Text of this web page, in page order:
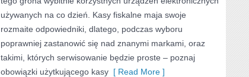
WŁASNEJ
używanych na co dzień. Kasy fiskalne maja swoje
rozmaite odpowiedniki, dlatego, podczas wyboru
poprawniej zastanowić się nad znanymi markami, oraz
takimi, których serwisowanie będzie proste – poznaj
obowiązki użytkującego kasy [ Read More ]